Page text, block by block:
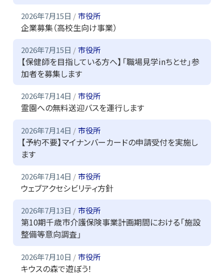
2026年7月15日 市役所
企業募集（高校生向け事業）
2026年7月15日 市役所
【保健師を目指している方へ】「職場見学inちとせ」参
加者を募集します
2026年7月14日 市役所
霊園への無料送迎バスを運行します
2026年7月14日 市役所
【予約不要】マイナンバーカードの申請受付を実施し
ます
2026年7月14日 市役所
ウェブアクセシビリティ方針
2026年7月13日 市役所
第10期千歳市介護保険事業計画期間における「施設
整備等意向調査」
2026年7月10日 市役所
キウスの森で遊ぼう！